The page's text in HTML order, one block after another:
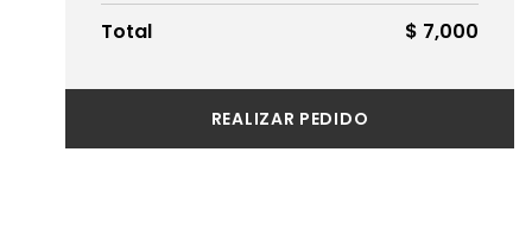
Total $ 7,000
REALIZAR PEDIDO